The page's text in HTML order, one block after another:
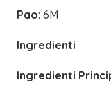
Pao: 6M
Ingredienti
Ingredienti